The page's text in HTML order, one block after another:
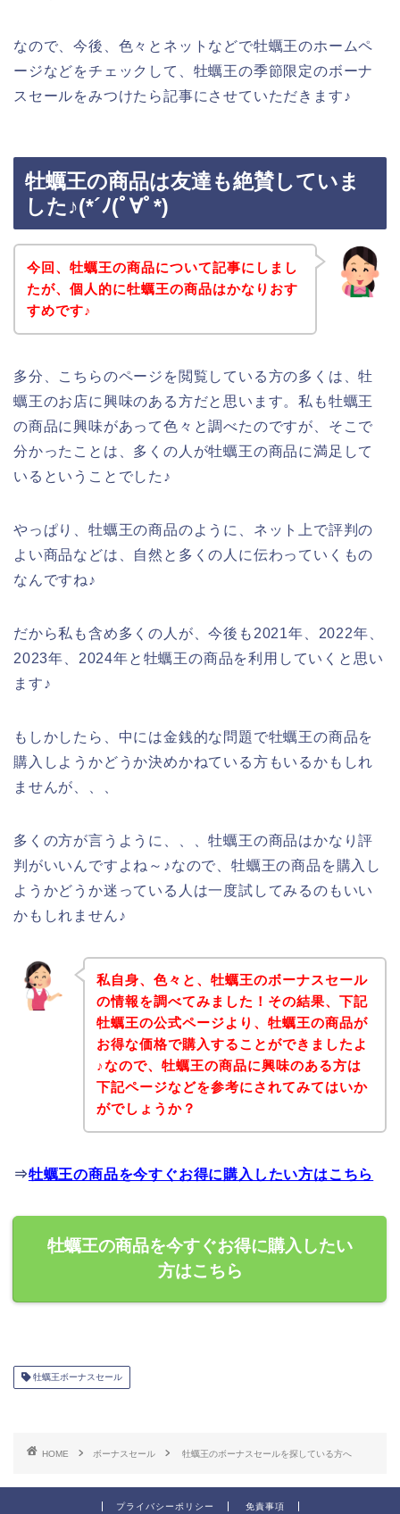
なので、今後、色々とネットなどで牡蠣王のホームペ
ージなどをチェックして、牡蠣王の季節限定のボーナ
スセールをみつけたら記事にさせていただきます♪
牡蠣王の商品は友達も絶賛していま
した♪(*´ﾉ(ﾟ∀ﾟ*)
今回、牡蠣王の商品について記事にしまし
たが、個人的に牡蠣王の商品はかなりおす
すめです♪
多分、こちらのページを閲覧している方の多くは、牡
蠣王のお店に興味のある方だと思います。私も牡蠣王
の商品に興味があって色々と調べたのですが、そこで
分かったことは、多くの人が牡蠣王の商品に満足して
いるということでした♪
やっぱり、牡蠣王の商品のように、ネット上で評判の
よい商品などは、自然と多くの人に伝わっていくもの
なんですね♪
だから私も含め多くの人が、今後も2021年、2022年、
2023年、2024年と牡蠣王の商品を利用していくと思い
ます♪
もしかしたら、中には金銭的な問題で牡蠣王の商品を
購入しようかどうか決めかねている方もいるかもしれ
ませんが、、、
多くの方が言うように、、、牡蠣王の商品はかなり評
判がいいんですよね～♪なので、牡蠣王の商品を購入し
ようかどうか迷っている人は一度試してみるのもいい
かもしれません♪
私自身、色々と、牡蠣王のボーナスセール
の情報を調べてみました！その結果、下記
牡蠣王の公式ページより、牡蠣王の商品が
お得な価格で購入することができましたよ
♪なので、牡蠣王の商品に興味のある方は
下記ページなどを参考にされてみてはいか
がでしょうか？
⇒牡蠣王の商品を今すぐお得に購入したい方はこちら
牡蠣王の商品を今すぐお得に購入したい
方はこちら
牡蠣王ボーナスセール
HOME ボーナスセール 牡蠣王のボーナスセールを探している方へ
プライバシーポリシー 免責事項